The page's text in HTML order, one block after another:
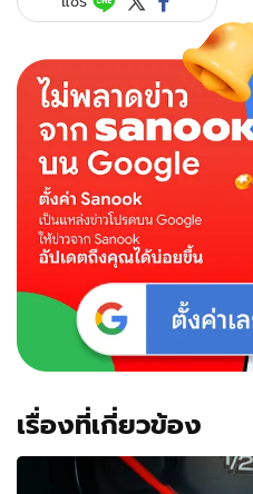
เรื่องที่เกี่ยวข้อง